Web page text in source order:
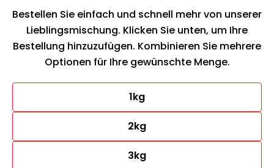
Bestellen Sie einfach und schnell mehr von unserer
Lieblingsmischung. Klicken Sie unten, um Ihre
Bestellung hinzuzufügen. Kombinieren Sie mehrere
Optionen für Ihre gewünschte Menge.
1kg
2kg
3kg